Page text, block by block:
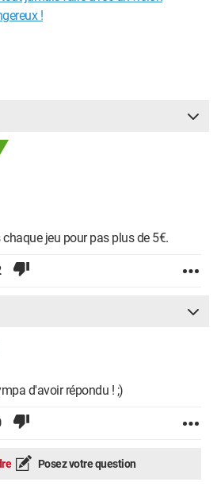
!
jeu pour pas plus de 5€.
d'avoir répondu ! ;)
Posez votre question